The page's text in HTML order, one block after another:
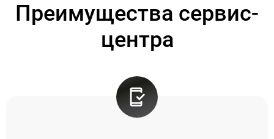
Преимущества сервис-
центра